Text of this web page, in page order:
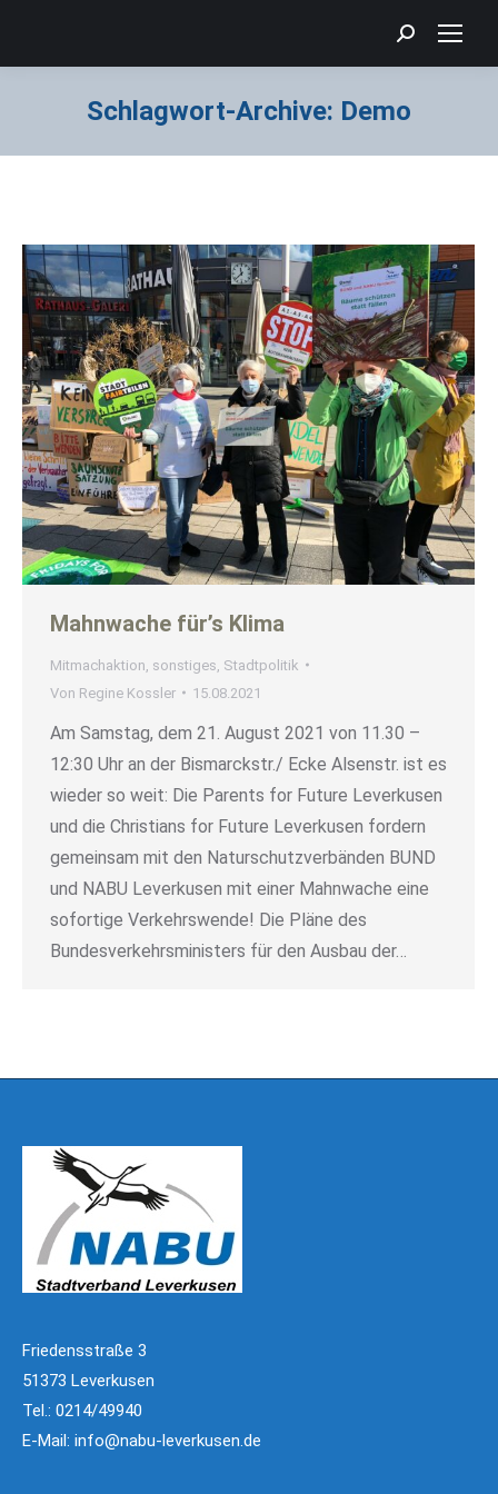
Search:
Schlagwort-Archive: Demo
Mahnwache für’s Klima
Mitmachaktion sonstiges Stadtpolitik
Von Regine Kossler 15.08.2021
Am Samstag, dem 21. August 2021 von 11.30 –
12:30 Uhr an der Bismarckstr./ Ecke Alsenstr. ist es
wieder so weit: Die Parents for Future Leverkusen
und die Christians for Future Leverkusen fordern
gemeinsam mit den Naturschutzverbänden BUND
und NABU Leverkusen mit einer Mahnwache eine
sofortige Verkehrswende! Die Pläne des
Bundesverkehrsministers für den Ausbau der…
Friedensstraße 3
51373 Leverkusen
Tel.: 0214/49940
E-Mail: info@nabu-leverkusen.de